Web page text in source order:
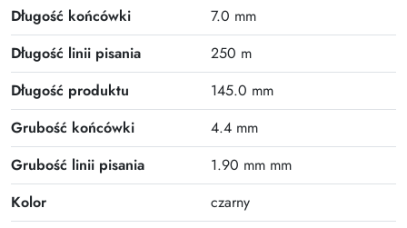
Kamuflaż dokumentów
Zero Max Teczka Skoroszytowa
Plus
Długość końcówki
7.0 mm
Długość linii pisania
250 m
Długość produktu
145.0 mm
Grubość końcówki
4.4 mm
Grubość linii pisania
1.90 mm mm
Kolor
czarny